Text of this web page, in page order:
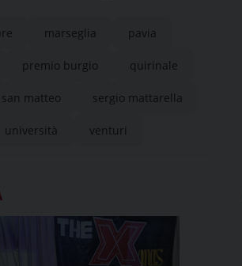
marseglia pavia
premio burgio quirinale
san matteo sergio mattarella
università venturi